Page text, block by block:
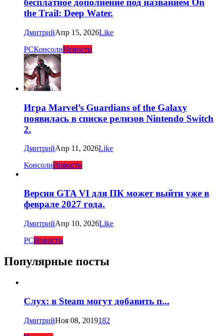
бесплатное дополнение под названием On
the Trail: Deep Water.
ДмитрийАпр 15, 2026Like
PCКонсолиНовости
Игра Marvel’s Guardians of the Galaxy
появилась в списке релизов Nintendo Switch
2.
ДмитрийАпр 11, 2026Like
КонсолиНовости
Версия GTA VI для ПК может выйти уже в
феврале 2027 года.
ДмитрийАпр 10, 2026Like
PCНовости
Популярные посты
Слух: в Steam могут добавить п...
ДмитрийНоя 08, 2019182